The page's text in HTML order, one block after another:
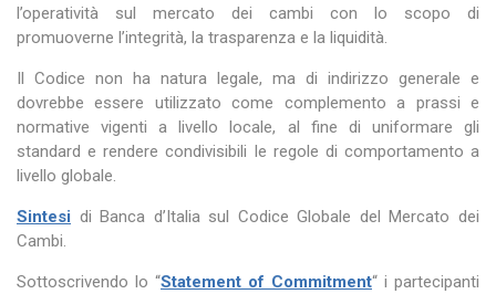
l’operatività sul mercato dei cambi con lo scopo di
promuoverne l’integrità, la trasparenza e la liquidità.
Il Codice non ha natura legale, ma di indirizzo generale e
dovrebbe essere utilizzato come complemento a prassi e
normative vigenti a livello locale, al fine di uniformare gli
standard e rendere condivisibili le regole di comportamento a
livello globale.
Sintesi di Banca d’Italia sul Codice Globale del Mercato dei
Cambi.
Sottoscrivendo lo “Statement of Commitment“ i partecipanti